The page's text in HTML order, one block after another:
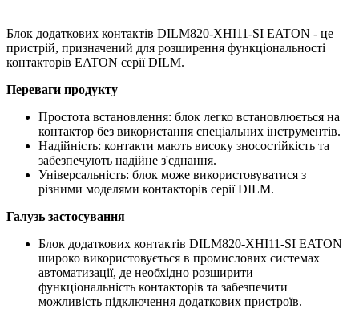
Блок додаткових контактів DILM820-XHI11-SI EATON - це
пристрій, призначений для розширення функціональності
контакторів EATON серії DILM.
Переваги продукту
Простота встановлення: блок легко встановлюється на
контактор без використання спеціальних інструментів.
Надійність: контакти мають високу зносостійкість та
забезпечують надійне з'єднання.
Універсальність: блок може використовуватися з
різними моделями контакторів серії DILM.
Галузь застосування
Блок додаткових контактів DILM820-XHI11-SI EATON
широко використовується в промислових системах
автоматизації, де необхідно розширити
функціональність контакторів та забезпечити
можливість підключення додаткових пристроїв.